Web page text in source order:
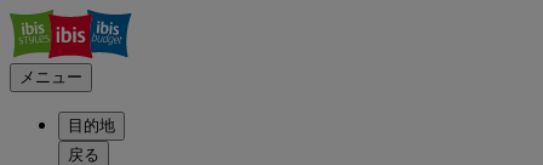
メニュー
目的地
戻る